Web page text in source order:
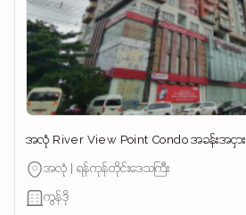
အလုံ River View Point Condo အခန်းအငှား
အလုံ | ရန်ကုန်တိုင်းဒေသကြီး
ကွန်ဒို